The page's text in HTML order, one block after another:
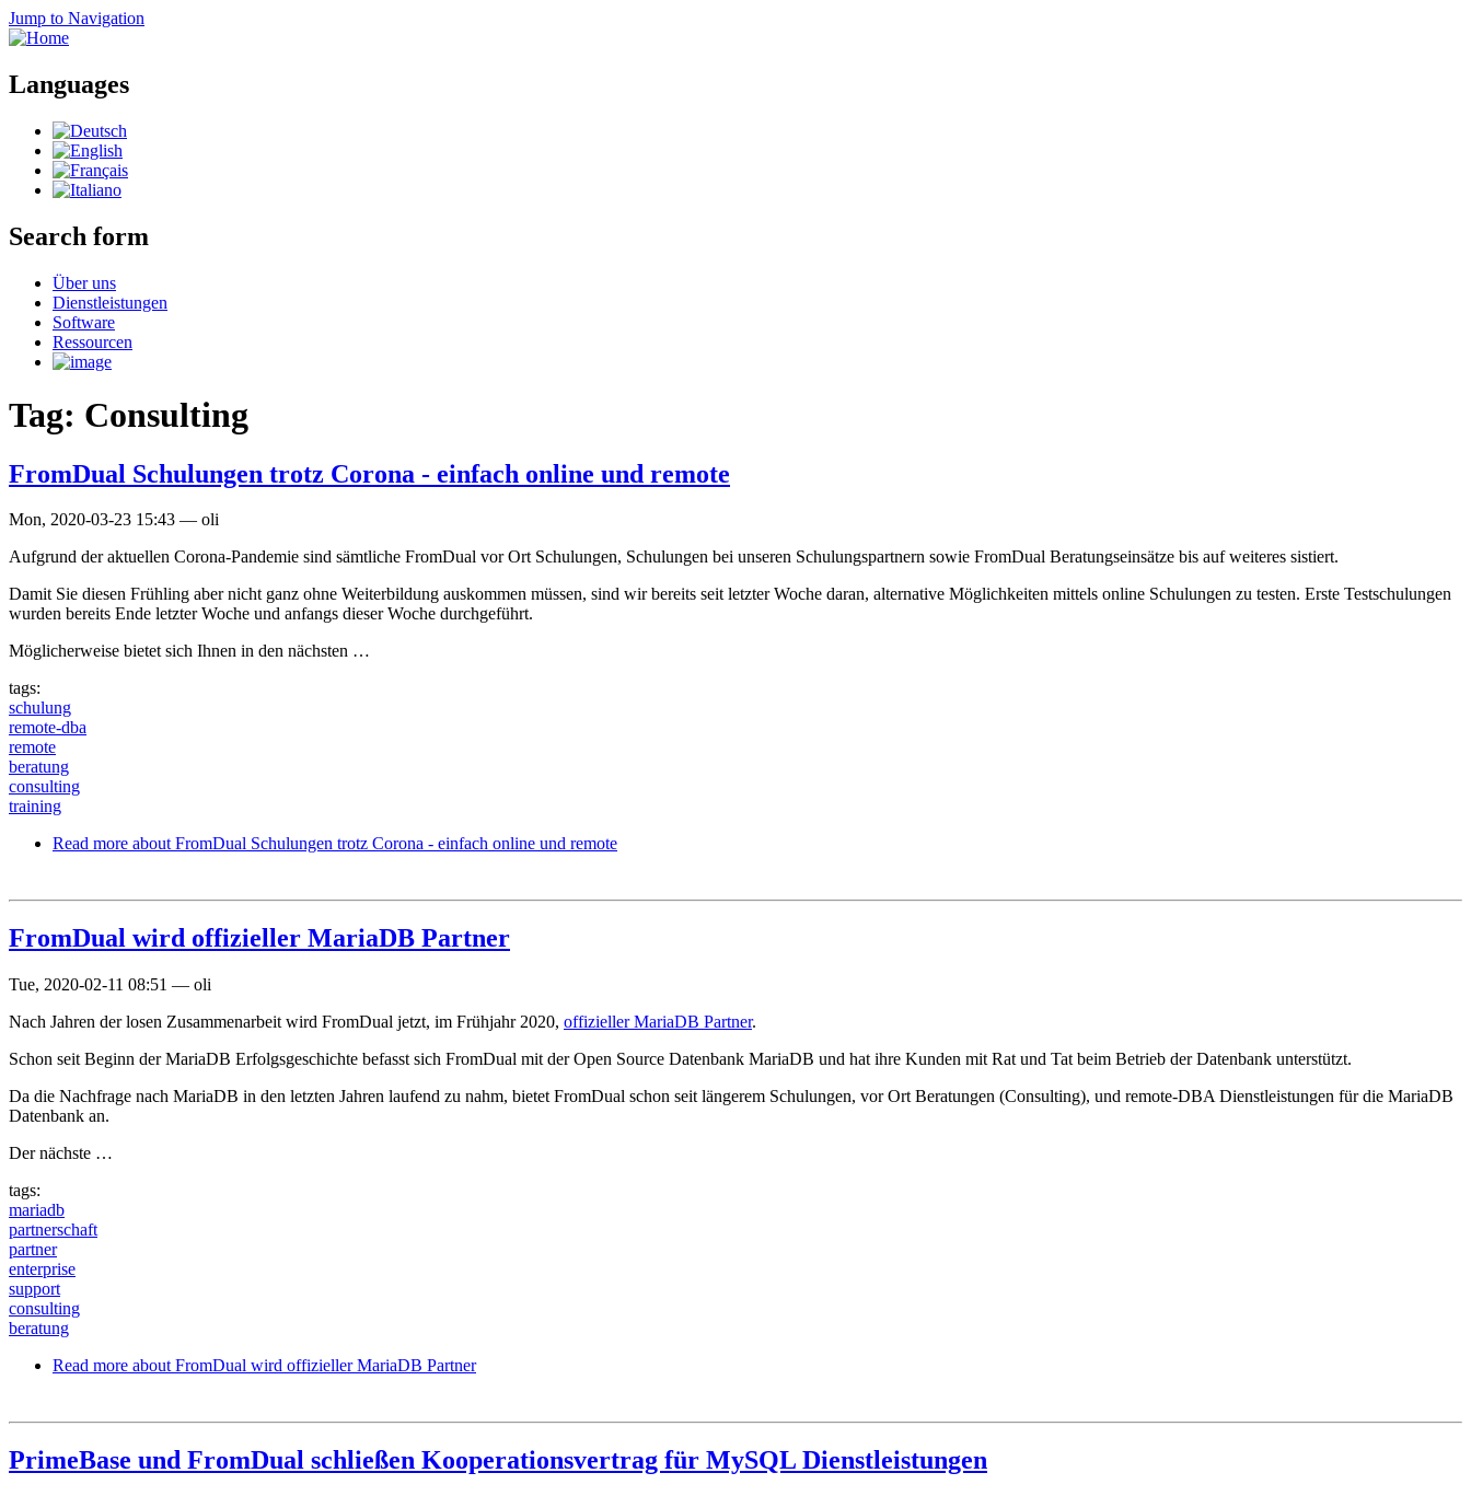
Jump to Navigation
Languages
Search form
Über uns
Dienstleistungen
Software
Ressourcen
Tag: Consulting
FromDual Schulungen trotz Corona - einfach online und remote
Mon, 2020-03-23 15:43 — oli
Aufgrund der aktuellen Corona-Pandemie sind sämtliche FromDual vor Ort Schulungen, Schulungen bei unseren Schulungspartnern sowie FromDual Beratungseinsätze bis auf weiteres sistiert.
Damit Sie diesen Frühling aber nicht ganz ohne Weiterbildung auskommen müssen, sind wir bereits seit letzter Woche daran, alternative Möglichkeiten mittels online Schulungen zu testen. Erste Testschulungen
wurden bereits Ende letzter Woche und anfangs dieser Woche durchgeführt.
Möglicherweise bietet sich Ihnen in den nächsten …
tags:
schulung
remote-dba
remote
beratung
consulting
training
Read more about FromDual Schulungen trotz Corona - einfach online und remote
FromDual wird offizieller MariaDB Partner
Tue, 2020-02-11 08:51 — oli
Nach Jahren der losen Zusammenarbeit wird FromDual jetzt, im Frühjahr 2020, offizieller MariaDB Partner.
Schon seit Beginn der MariaDB Erfolgsgeschichte befasst sich FromDual mit der Open Source Datenbank MariaDB und hat ihre Kunden mit Rat und Tat beim Betrieb der Datenbank unterstützt.
Da die Nachfrage nach MariaDB in den letzten Jahren laufend zu nahm, bietet FromDual schon seit längerem Schulungen, vor Ort Beratungen (Consulting), und remote-DBA Dienstleistungen für die MariaDB
Datenbank an.
Der nächste …
tags:
mariadb
partnerschaft
partner
enterprise
support
consulting
beratung
Read more about FromDual wird offizieller MariaDB Partner
PrimeBase und FromDual schließen Kooperationsvertrag für MySQL Dienstleistungen